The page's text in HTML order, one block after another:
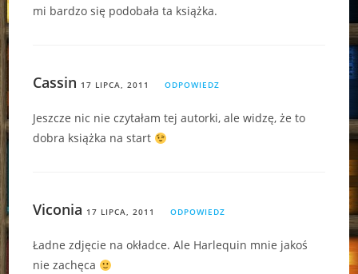
mi bardzo się podobała ta książka.
Cassin 17 LIPCA, 2011 ODPOWIEDZ
Jeszcze nic nie czytałam tej autorki, ale widzę, że to
dobra książka na start
Viconia 17 LIPCA, 2011 ODPOWIEDZ
Ładne zdjęcie na okładce. Ale Harlequin mnie jakoś
nie zachęca